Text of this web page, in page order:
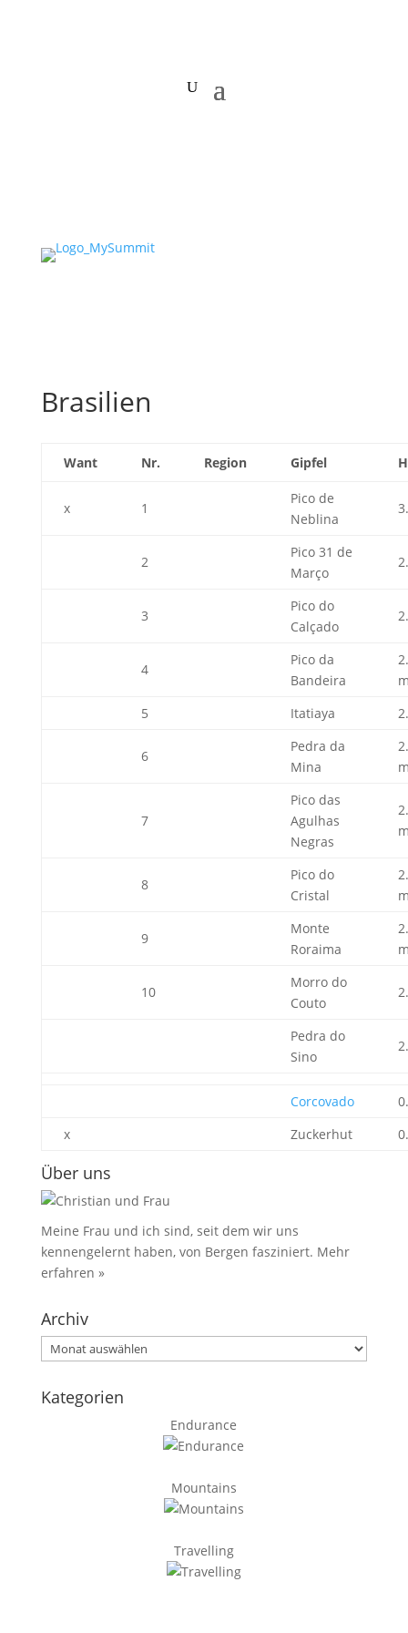
Brasilien
Want Nr. Region Gipfel
x 1
Pico de
Neblina
2
Pico 31 de
Março
3
Pico do
Calçado
4
Pico da
Bandeira
5
Itatiaya
6
Pedra da
Mina
7
Pico das
Agulhas
Negras
8
Pico do
Cristal
9
Monte
Roraima
10
Morro do
Couto
Pedra do
Sino
Corcovado
x
Zuckerhut
Über uns
Meine Frau und ich sind, seit dem wir uns
kennengelernt haben, von Bergen fasziniert. Mehr
erfahren »
Archiv
Archiv
Kategorien
Endurance
Mountains
Travelling